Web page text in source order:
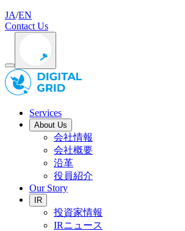
JA/EN
Contact Us
Services
About Us
会社情報
会社概要
沿革
役員紹介
Our Story
IR
投資家情報
IRニュース